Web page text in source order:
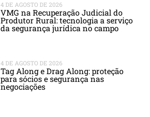
4 DE AGOSTO DE 2026
VMG na Recuperação Judicial do
Produtor Rural: tecnologia a serviço
da segurança jurídica no campo
4 DE AGOSTO DE 2026
Tag Along e Drag Along: proteção
para sócios e segurança nas
negociações